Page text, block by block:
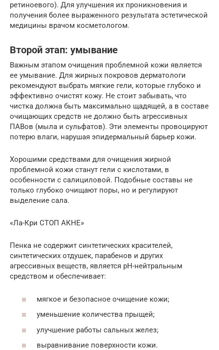
ретиноевого). Для улучшения их проникновения и
получения более выраженного результата эстетической
медицины врачом косметологом.
Второй этап: умывание
Важным этапом очищения проблемной кожи является
ее умывание. Для жирных покровов дерматологи
рекомендуют выбрать мягкие гели, которые глубоко и
эффективно очистят кожу. Не стоит забывать, что
чистка должна быть максимально щадящей, а в составе
очищающих средств не должно быть агрессивных
ПАВов (мыла и сульфатов). Эти элементы провоцируют
потерю влаги, нарушая эпидермальный барьер кожи.
Хорошими средствами для очищения жирной
проблемной кожи станут гели с кислотами, в
особенности с салициловой. Подобные составы не
только глубоко очищают поры, но и регулируют
выделение сала.
«Ла-Кри СТОП АКНЕ»
Пенка не содержит синтетических красителей,
синтетических отдушек, парабенов и других
агрессивных веществ, является pH-нейтральным
средством и обеспечивает:
мягкое и безопасное очищение кожи;
уменьшение количества прыщей;
улучшение работы сальных желез;
выравнивание поверхности кожи.